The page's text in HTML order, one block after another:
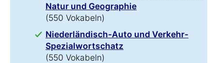
Natur und Geographie
(550 Vokabeln)
Niederländisch-Auto und Verkehr-
Spezialwortschatz
(550 Vokabeln)